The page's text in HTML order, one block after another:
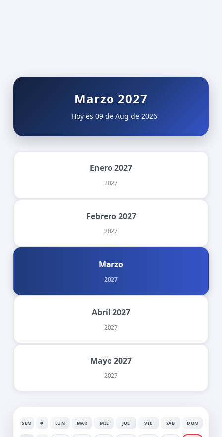
Marzo 2027
Hoy es 09 de Aug de 2026
Enero 2027
2027
Febrero 2027
2027
Marzo
2027
Abril 2027
2027
Mayo 2027
2027
SEM # LUN MAR MIÉ JUE VIE SÁB DOM